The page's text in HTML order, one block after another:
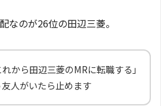
なのが26位の田辺三菱。
から田辺三菱のMRに転職する」
友人がいたら止めます